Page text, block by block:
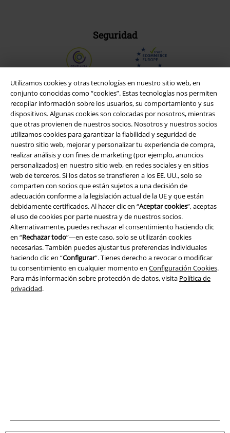
Utilizamos cookies y otras tecnologías en nuestro sitio web, en
conjunto conocidas como “cookies”. Estas tecnologías nos permiten
recopilar información sobre los usuarios, su comportamiento y sus
dispositivos. Algunas cookies son colocadas por nosotros, mientras
que otras provienen de nuestros socios. Nosotros y nuestros socios
utilizamos cookies para garantizar la fiabilidad y seguridad de
nuestro sitio web, mejorar y personalizar tu experiencia de compra,
realizar análisis y con fines de marketing (por ejemplo, anuncios
personalizados) en nuestro sitio web, en redes sociales y en sitios
web de terceros. Si los datos se transfieren a los EE. UU., solo se
comparten con socios que están sujetos a una decisión de
adecuación conforme a la legislación actual de la UE y que están
debidamente certificados. Al hacer clic en “Aceptar cookies”, aceptas
el uso de cookies por parte nuestra y de nuestros socios.
Alternativamente, puedes rechazar el consentimiento haciendo clic
en “Rechazar todo”—en este caso, solo se utilizarán cookies
necesarias. También puedes ajustar tus preferencias individuales
haciendo clic en “Configurar”. Tienes derecho a revocar o modificar
tu consentimiento en cualquier momento en Configuración Cookies.
Para más información sobre protección de datos, visita Política de
privacidad.
Seguridad
Legal
Términos y Condiciones
Aviso Legal
Ley protección de datos
Eliminación de residuos y protección del medioambiente
Declaración de Conformidad